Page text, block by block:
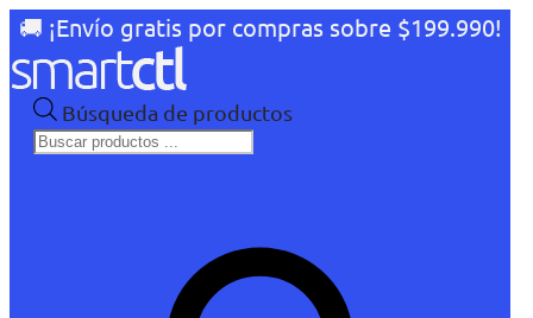
🚚 ¡Envío gratis por compras sobre $199.990!
Búsqueda de productos